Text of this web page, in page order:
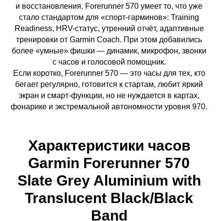
и восстановления. Forerunner 570 умеет то, что уже
стало стандартом для «спорт-гарминов»: Training
Readiness, HRV-статус, утренний отчёт, адаптивные
тренировки от Garmin Coach. При этом добавились
более «умные» фишки — динамик, микрофон, звонки
с часов и голосовой помощник.
Если коротко, Forerunner 570 — это часы для тех, кто
бегает регулярно, готовится к стартам, любит яркий
экран и смарт-функции, но не нуждается в картах,
фонарике и экстремальной автономности уровня 970.
Характеристики часов
Garmin Forerunner 570
Slate Grey Aluminium with
Translucent Black/Black
Band